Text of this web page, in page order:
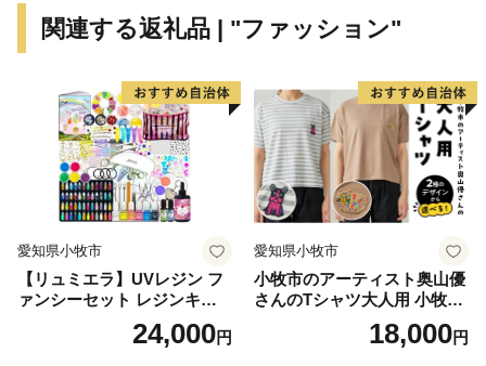
※20歳未満の方への酒類の販売は固くお断りしていま
■個人情報の取扱いについて
寄附者様からいただいた個人情報は、台東区及び台東
区がふるさと納税関連業務を委託する事業者が責任をも
って安全に管理・保管し、第三者に譲渡・提供すること
発送に係る確認や連絡、ふるさと納税の使い道に関する
報告、並びにふるさと納税に関する情報提供等に利用す
関連する返礼品 | "ファッション"
愛知県小牧市
【リュミエラ】UVレジン フ
ァンシーセット レジンキッ
ト ハンドメイド レジンクラ
フト アクセサリーキット 手
24,000円
愛知県小牧市
小牧市のアーティスト奥山優
さんのTシャツ大人用 小牧市
18,000円